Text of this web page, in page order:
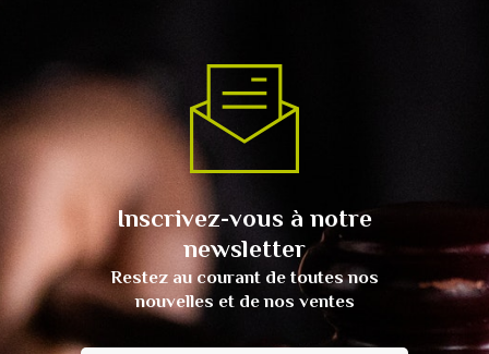
Inscrivez-vous à notre
newsletter
Restez au courant de toutes nos
nouvelles et de nos ventes